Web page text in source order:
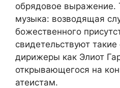
обрядовое выражение.
музыка: возводящая
божественного
свидетельствуют
дирижеры как Элиот
открывающегося на
атеистам.